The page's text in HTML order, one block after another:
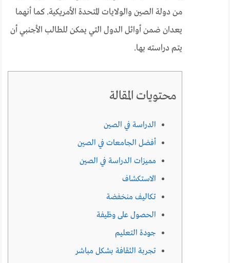
من دولة الصين والولايات المتحدة الأمريكية. كما أنهما
يعدان ضمن أوائل الدول التي يمكن للطالب الأجنبي أن
يتم دراسته بها.
محتويات المقالة
الدراسة في الصين
أفضل الجامعات في الصين
مميزات الدراسة في الصين
الاستكشاف
تكاليف منخفضة
الحصول على وظيفة
جودة التعليم
تجربة الثقافة بشكل مباشر